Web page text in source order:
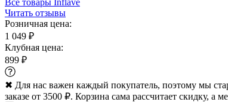
Читать отзывы
Розничная цена:
1 049 ₽
Клубная цена:
899 ₽
✖ Для нас важен каждый покупатель, поэтому мы
заказе от 3500 ₽. Корзина сама рассчитает скидку, а